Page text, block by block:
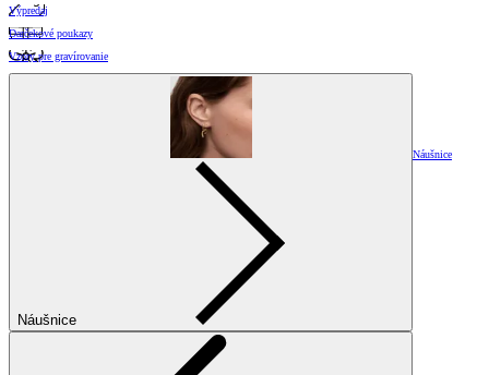
Výpredaj
Darčekové poukazy
Vzory pre gravírovanie
Náušnice
Náušnice